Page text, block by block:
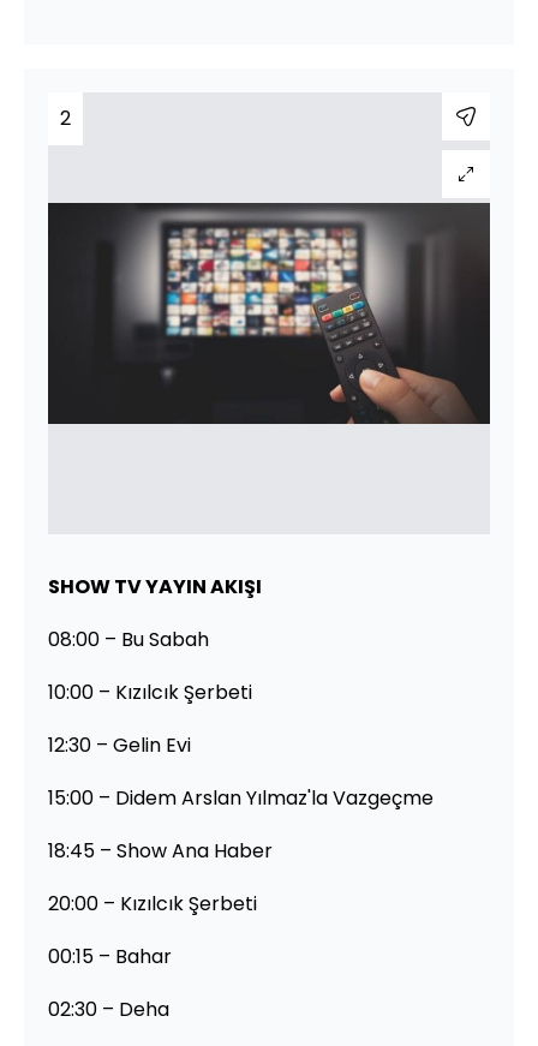
2
SHOW TV YAYIN AKIŞI
08:00 – Bu Sabah
10:00 – Kızılcık Şerbeti
12:30 – Gelin Evi
15:00 – Didem Arslan Yılmaz'la Vazgeçme
18:45 – Show Ana Haber
20:00 – Kızılcık Şerbeti
00:15 – Bahar
02:30 – Deha